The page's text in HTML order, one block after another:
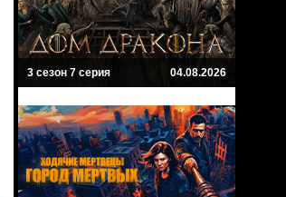
3 сезон 7 серия 04.08.2026